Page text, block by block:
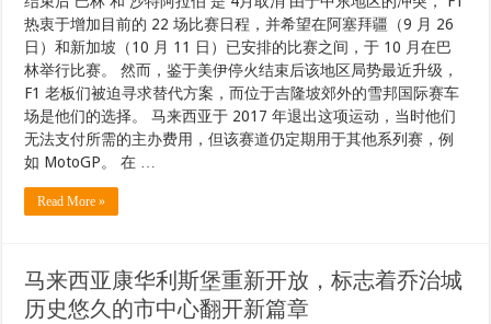
热衷于增加目前的 22 场比赛日程，并希望在阿塞拜疆（9 月 26
日）和新加坡（10 月 11 日）已安排的比赛之间，于 10 月在巴
林举行比赛。 然而，鉴于美伊停火结束后该地区局势最近升级，
F1 老板们被迫寻求替代方案，而位于吉隆坡郊外的雪邦国际赛车
场是他们的选择。 马来西亚于 2017 年退出这项运动，当时他们
无法支付所需的主办费用，但该赛道仍定期用于其他系列赛，例
如 MotoGP。 在 …
Read More »
马来西亚康华利斯堡重新开放，标志着乔治城
历史悠久的市中心翻开新篇章